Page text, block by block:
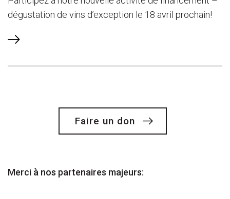
dégustation de vins d’exception le 18 avril prochain!
Faire un don
Merci à nos partenaires majeurs: